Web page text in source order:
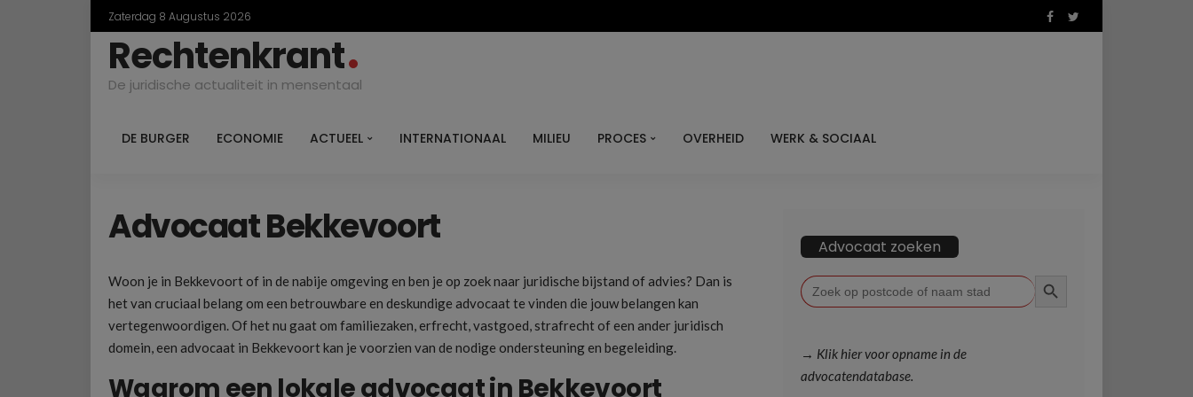
Zaterdag 8 Augustus 2026
Rechtenkrant
De juridische actualiteit in mensentaal
DE BURGER ECONOMIE ACTUEEL INTERNATIONAAL MILIEU PROCES OVERHEID WERK & SOCIAAL
Advocaat Bekkevoort
Woon je in Bekkevoort of in de nabije omgeving en ben je op zoek naar juridische bijstand of advies? Dan is
het van cruciaal belang om een betrouwbare en deskundige advocaat te vinden die jouw belangen kan
vertegenwoordigen. Of het nu gaat om familiezaken, erfrecht, vastgoed, strafrecht of een ander juridisch
domein, een advocaat in Bekkevoort kan je voorzien van de nodige ondersteuning en begeleiding.
Waarom een lokale advocaat in Bekkevoort
Advocaat zoeken
Zoek
naar:
→ Klik hier voor opname in de
advocatendatabase.